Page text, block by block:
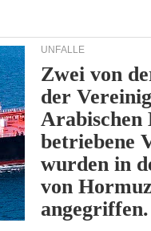
UNFÄLLE
Zwei von
der
Arabischen
betriebene
wurden in
von
angegriffen.